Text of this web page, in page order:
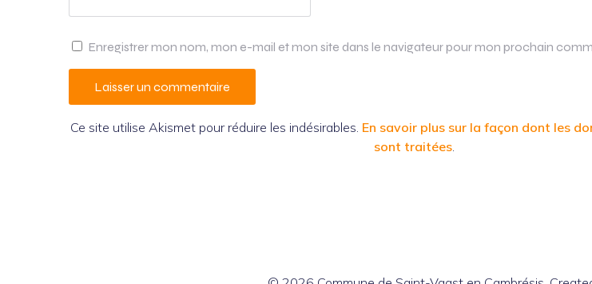
Enregistrer mon nom, mon e-mail et mon site dans le navigateur pour mon prochain
Ce site utilise Akismet pour réduire les indésirables. En savoir plus sur la façon dont les
sont traitées.